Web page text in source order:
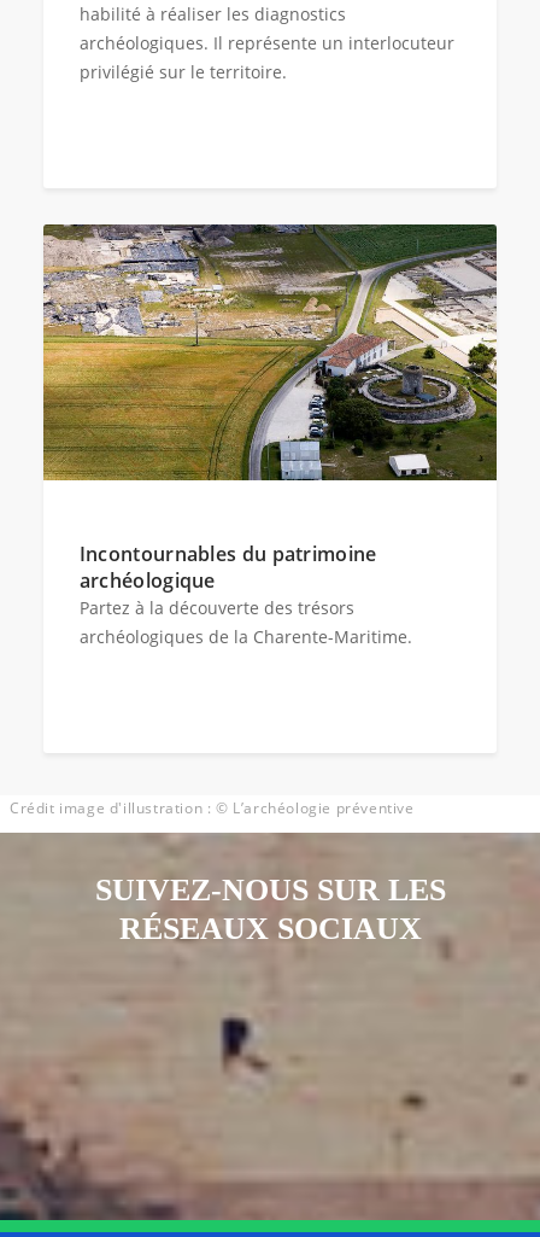
habilité à réaliser les diagnostics
archéologiques. Il représente un interlocuteur
privilégié sur le territoire.
Incontournables du patrimoine
archéologique
Partez à la découverte des trésors
archéologiques de la Charente-Maritime.
Crédit image d'illustration : © L’archéologie préventive
SUIVEZ-NOUS SUR LES
RÉSEAUX SOCIAUX
Notre page Instagram
Notre page Facebook
Notre page X
Notre page Youtube